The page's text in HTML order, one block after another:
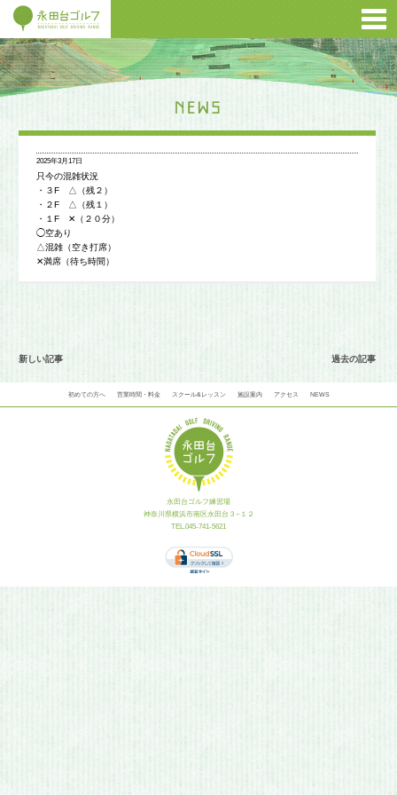
2025年3月17日
只今の混雑状況
・３F △（残２）
・２F △（残１）
・１F ✕（２０分）
◯空あり
△混雑（空き打席）
✕満席（待ち時間）
新しい記事 過去の記事
初めての方へ 営業時間・料金 スクール&レッスン 施設案内 アクセス NEWS
永田台ゴルフ練習場
神奈川県横浜市南区永田台３−１２
TEL.045-741-5621